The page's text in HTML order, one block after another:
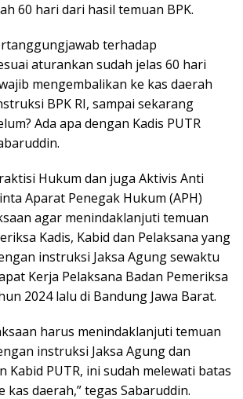
60 hari dari hasil temuan BPK.
terhadap
aturankan sudah jelas 60 hari
mengembalikan ke kas daerah
BPK RI, sampai sekarang
Ada apa dengan Kadis PUTR
Hukum dan juga Aktivis Anti
Aparat Penegak Hukum (APH)
agar menindaklanjuti temuan
Kadis, Kabid dan Pelaksana yang
instruksi Jaksa Agung sewaktu
Kerja Pelaksana Badan Pemeriksa
2024 lalu di Bandung Jawa Barat.
harus menindaklanjuti temuan
instruksi Jaksa Agung dan
Kabid PUTR, ini sudah melewati batas
kas daerah,” tegas Sabaruddin.